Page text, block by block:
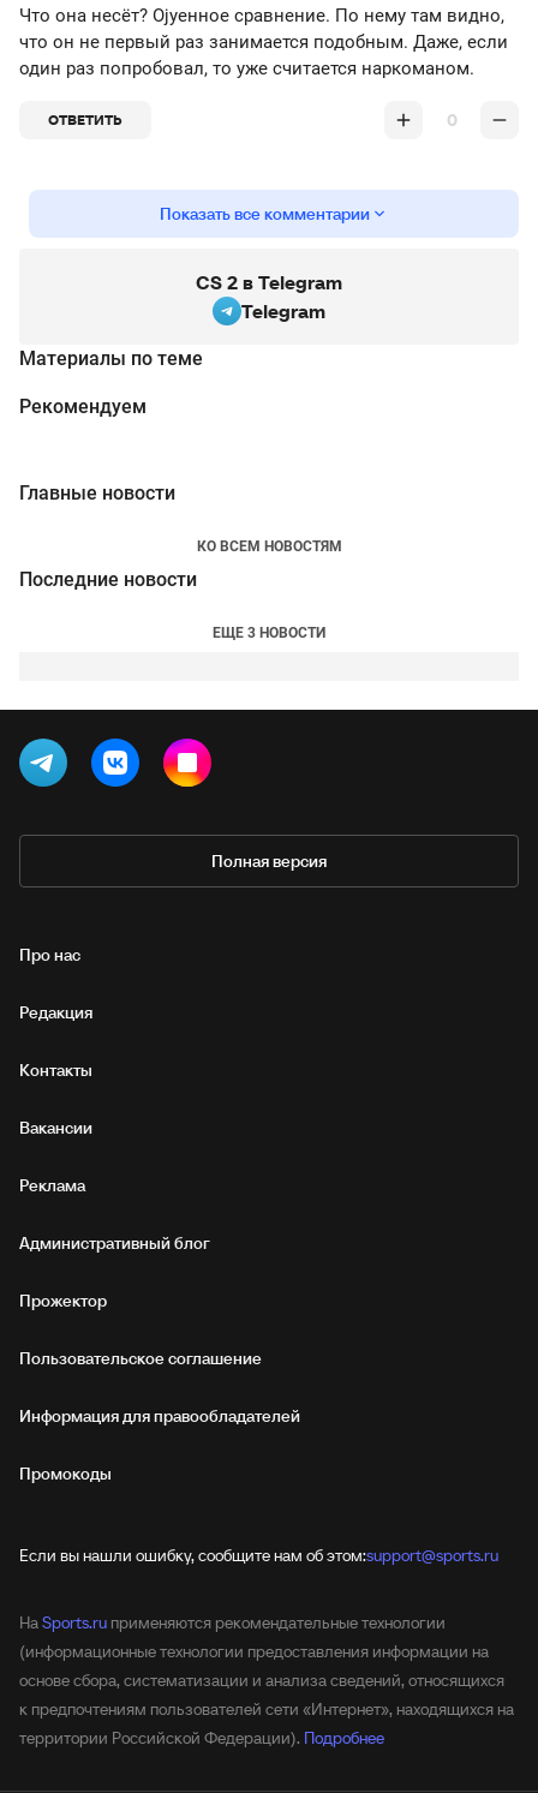
Что она несёт? Оjуенное сравнение. По нему там видно,
что он не первый раз занимается подобным. Даже, если
один раз попробовал, то уже считается наркоманом.
ОТВЕТИТЬ 0
Показать все комментарии
CS 2 в Telegram
Telegram
Материалы по теме
Рекомендуем
Главные новости
КО ВСЕМ НОВОСТЯМ
Последние новости
ЕЩЕ 3 НОВОСТИ
Полная версия
Про нас
Редакция
Контакты
Вакансии
Реклама
Административный блог
Прожектор
Пользовательское соглашение
Информация для правообладателей
Промокоды
Если вы нашли ошибку, сообщите нам об этом:support@sports.ru
НаSports.ru применяются рекомендательные технологии
(информационные технологии предоставления информации на
основе сбора, систематизации и анализа сведений, относящихся
к предпочтениям пользователей сети «Интернет», находящихся на
территории Российской Федерации). Подробнее